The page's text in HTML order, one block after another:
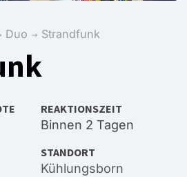
Duo Strandfunk
REAKTIONSZEIT
Binnen 2 Tagen
STANDORT
Kühlungsborn